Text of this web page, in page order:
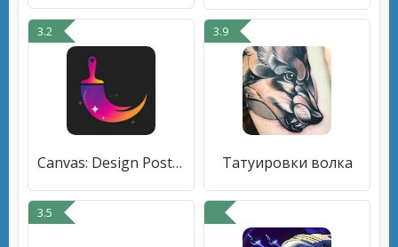
3.2
Canvas: Design Posters, Flyers
3.9
Татуировки волка
3.5